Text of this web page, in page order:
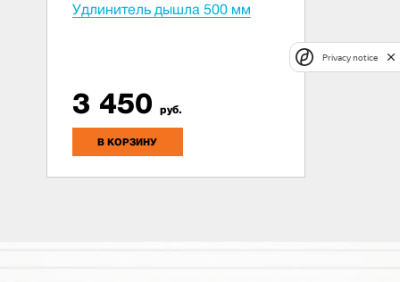
Удлинитель дышла 500 мм
3 450 руб.
В КОРЗИНУ
Privacy notice